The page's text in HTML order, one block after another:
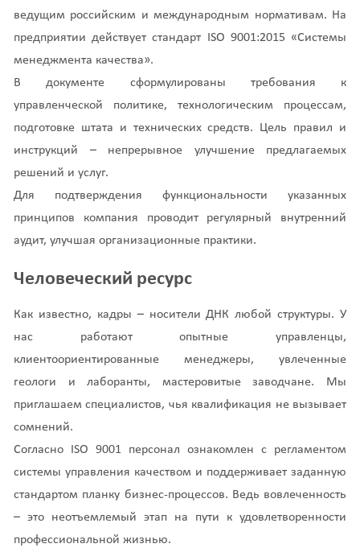
ведущим российским и международным нормативам. На
предприятии действует стандарт ISO 9001:2015 «Системы
менеджмента качества».
В документе сформулированы требования к
управленческой политике, технологическим процессам,
подготовке штата и технических средств. Цель правил и
инструкций – непрерывное улучшение предлагаемых
решений и услуг.
Для подтверждения функциональности указанных
принципов компания проводит регулярный внутренний
аудит, улучшая организационные практики.
Человеческий ресурс
Как известно, кадры – носители ДНК любой структуры. У
нас работают опытные управленцы,
клиентоориентированные менеджеры, увлеченные
геологи и лаборанты, мастеровитые заводчане. Мы
приглашаем специалистов, чья квалификация не вызывает
сомнений.
Согласно ISO 9001 персонал ознакомлен с регламентом
системы управления качеством и поддерживает заданную
стандартом планку бизнес-процессов. Ведь вовлеченность
– это неотъемлемый этап на пути к удовлетворенности
профессиональной жизнью.